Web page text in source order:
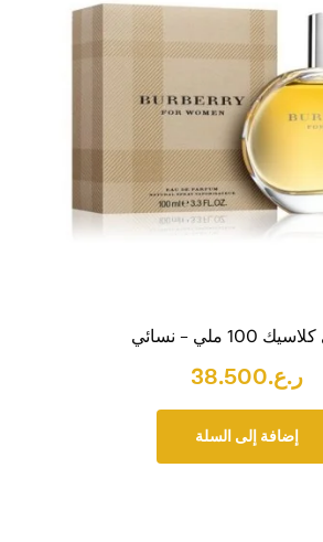
100 ملي – نسائي
ر.ع.38.500
إضافة إلى السلة